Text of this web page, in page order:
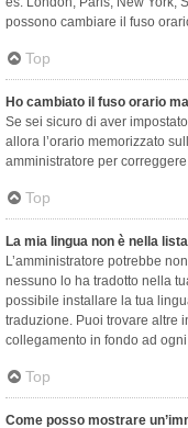
possono cambiare il fuso
Top
Ho cambiato il fuso orario
Se sei sicuro di aver
allora l’orario memorizzato
amministratore per
Top
La mia lingua non è nella
L’amministratore potrebbe
nessuno lo ha tradotto nella
possibile installare la tua
traduzione. Puoi trovare altre
collegamento in fondo ad
Top
Come posso mostrare